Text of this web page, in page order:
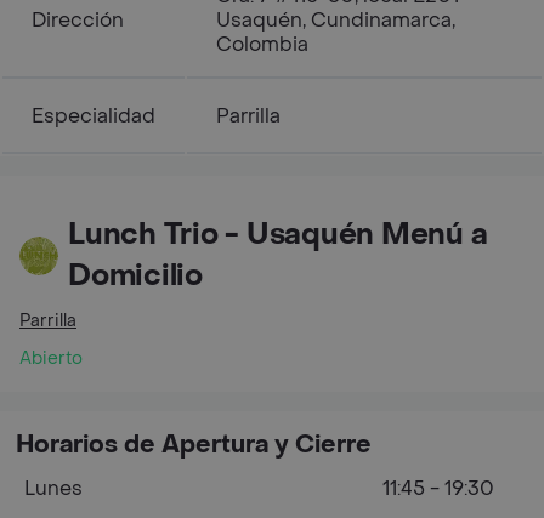
Dirección
Usaquén, Cundinamarca,
Colombia
Especialidad Parrilla
Lunch Trio - Usaquén Menú a
Domicilio
Parrilla
Abierto
Horarios de Apertura y Cierre
Lunes
11:45 - 19:30